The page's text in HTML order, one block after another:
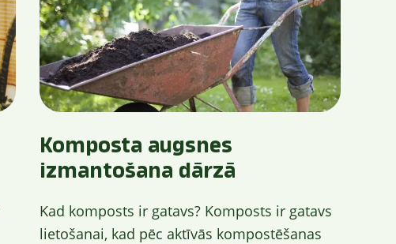
Komposta augsnes
izmantošana dārzā
Kad komposts ir gatavs? Komposts ir gatavs
lietošanai, kad pēc aktīvās kompostēšanas